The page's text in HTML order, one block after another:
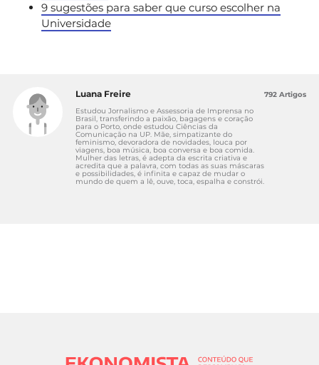
9 sugestões para saber que curso escolher na
Universidade
Luana Freire
Estudou Jornalismo e Assessoria de Imprensa no
Brasil, transferindo a paixão, bagagens e coração
para o Porto, onde estudou Ciências da
Comunicação na UP. Mãe, simpatizante do
feminismo, devoradora de novidades, louca por
viagens, boa música, boa conversa e boa comida.
Mulher das letras, é adepta da escrita criativa e
acredita que a palavra, com todas as suas máscaras
e possibilidades, é infinita e capaz de mudar o
mundo de quem a lê, ouve, toca, espalha e constrói.
792 Artigos